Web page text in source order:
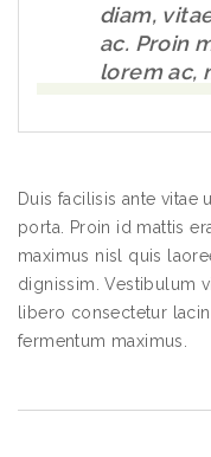
diam,
ac. Proin
lorem ac,
Duis facilisis ante vitae
porta. Proin id mattis
maximus nisl quis
dignissim. Vestibulum
libero consectetur
fermentum maximus.